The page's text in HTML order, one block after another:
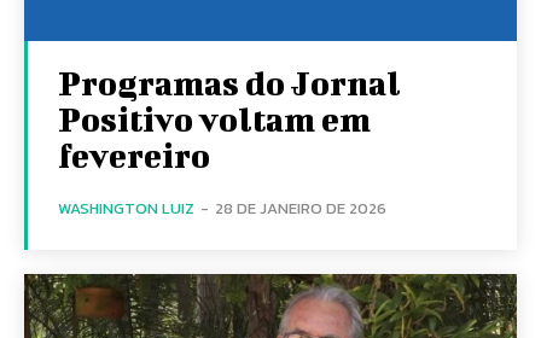
Programas do Jornal
Positivo voltam em
fevereiro
WASHINGTON LUIZ - 28 DE JANEIRO DE 2026